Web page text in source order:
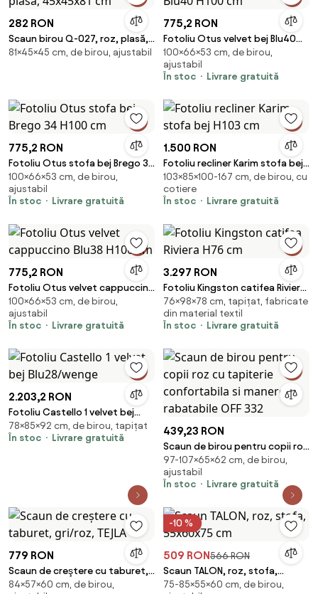
282 RON
Scaun birou Q-027, roz, plasă,
45x45x81 cm
81×45×45 cm, de birou, ajustabil
775,2 RON
Fotoliu Otus velvet bej Blu40
H100 cm
100×66×53 cm, de birou,
ajustabil
În stoc
Livrare gratuită
775,2 RON
Fotoliu Otus stofa bej Brego 34
H100 cm
100×66×53 cm, de birou,
ajustabil
În stoc
Livrare gratuită
1.500 RON
Fotoliu recliner Karim stofa bej
H103 cm
103×85×100-167 cm, de birou, cu
cotiere
În stoc
Livrare gratuită
775,2 RON
Fotoliu Otus velvet cappuccino
Blu38 H100 cm
100×66×53 cm, de birou,
ajustabil
În stoc
Livrare gratuită
3.297 RON
Fotoliu Kingston catifea Riviera
H76 cm
76×98×78 cm, tapițat, fabricate
din material textil
În stoc
Livrare gratuită
2.203,2 RON
Fotoliu Castello 1 velvet bej
Blu28/wenge
78×85×92 cm, de birou, tapițat
În stoc
Livrare gratuită
439,23 RON
Scaun de birou pentru copii roz
cu tapiterie confortabila si
manere rabatabile OFF 332
97-107×65×62 cm, de birou,
ajustabil
În stoc
Livrare gratuită
779 RON
Scaun de creştere cu taburet,
gri/roz, TEJLA
84×57×60 cm, de birou,
-10 %
509 RON566 RON
Scaun TALON, roz, stofa,
55x60x75 cm
75-85×55×60 cm, de birou,